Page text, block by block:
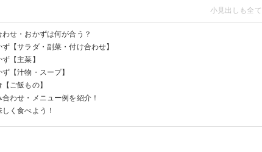
せ・おかずは何が合う？
【サラダ・副菜・付け合わせ】
サラダ
げ
ゃくの金平
【主菜】
【汁物・スープ】
ご飯もの】
わせ・メニュー例を紹介！
メニュー
メニュー！
りメニュー！
く食べよう！